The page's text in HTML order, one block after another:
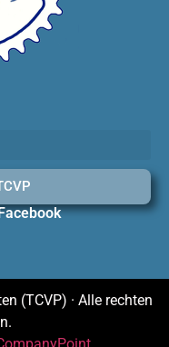
(TCVP) · Alle rechten